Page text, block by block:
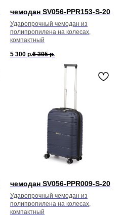
чемодан SV056-PPR153-S-20
Ударопрочный чемодан из
полипропилена на колесах,
компактный
5 300 р.6 305 р.
чемодан SV056-PPR009-S-20
Ударопрочный чемодан из
полипропилена на колесах,
компактный